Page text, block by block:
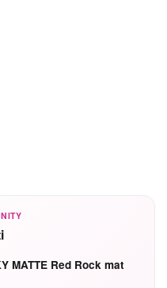
MATTE Red Rock mat